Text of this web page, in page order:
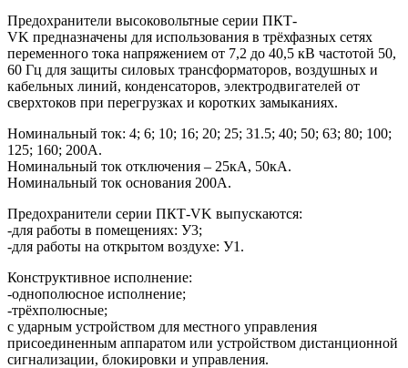
Предохранители высоковольтные серии ПКТ-
VK предназначены для использования в трёхфазных сетях
переменного тока напряжением от 7,2 до 40,5 кВ частотой 50,
60 Гц для защиты силовых трансформаторов, воздушных и
кабельных линий, конденсаторов, электродвигателей от
сверхтоков при перегрузках и коротких замыканиях.
Номинальный ток: 4; 6; 10; 16; 20; 25; 31.5; 40; 50; 63; 80; 100;
125; 160; 200А.
Номинальный ток отключения – 25кА, 50кА.
Номинальный ток основания 200А.
Предохранители серии ПКТ-VK выпускаются:
-для работы в помещениях: У3;
-для работы на открытом воздухе: У1.
Конструктивное исполнение:
-однополюсное исполнение;
-трёхполюсные;
с ударным устройством для местного управления
присоединенным аппаратом или устройством дистанционной
сигнализации, блокировки и управления.